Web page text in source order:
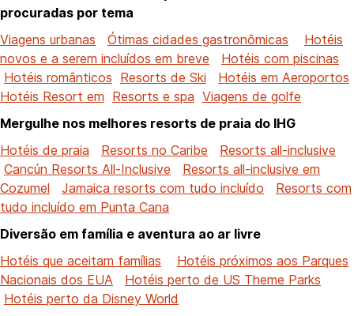
procuradas por tema
Viagens urbanas
Ótimas cidades gastronômicas
Hotéis
novos e a serem incluídos em breve
Hotéis com piscinas
Hotéis românticos Resorts de Ski
Hotéis em Aeroportos
Hotéis Resort em Resorts e spa Viagens de golfe
Mergulhe nos melhores resorts de praia do IHG
Hotéis de praia
Resorts no Caribe
Resorts all-inclusive
Cancún Resorts All-Inclusive
Resorts all-inclusive em
Cozumel
Jamaica resorts com tudo incluído
Resorts com
tudo incluído em Punta Cana
Diversão em família e aventura ao ar livre
Hotéis que aceitam famílias
Hotéis próximos aos Parques
Nacionais dos EUA
Hotéis perto de US Theme Parks
Hotéis perto da Disney World